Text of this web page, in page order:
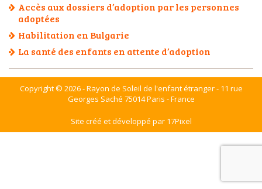
Accès aux dossiers d’adoption par les personnes
adoptées
Habilitation en Bulgarie
La santé des enfants en attente d’adoption
Copyright © 2026 - Rayon de Soleil de l'enfant étranger - 11 rue
Georges Saché 75014 Paris - France
Site créé et développé par 17Pixel